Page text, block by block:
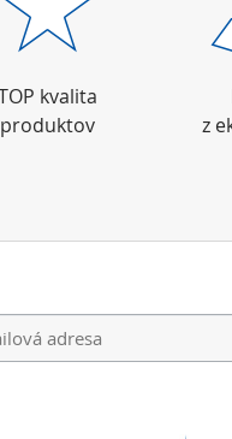
kvalita
produktov
z